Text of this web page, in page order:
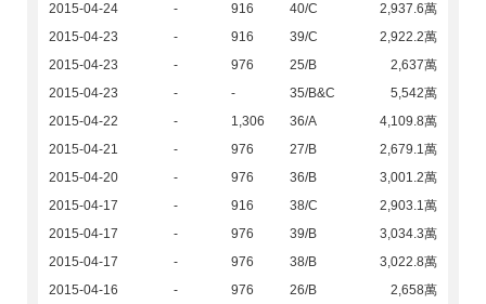
2015-04-24
- 916 40/C
2,937.6萬
2015-04-23
- 916 39/C
2,922.2萬
2015-04-23
- 976 25/B
2,637萬
2015-04-23
- - 35/B&C
5,542萬
2015-04-22
- 1,306 36/A
4,109.8萬
2015-04-21
- 976 27/B
2,679.1萬
2015-04-20
- 976 36/B
3,001.2萬
2015-04-17
- 916 38/C
2,903.1萬
2015-04-17
- 976 39/B
3,034.3萬
2015-04-17
- 976 38/B
3,022.8萬
2015-04-16
- 976 26/B
2,658萬